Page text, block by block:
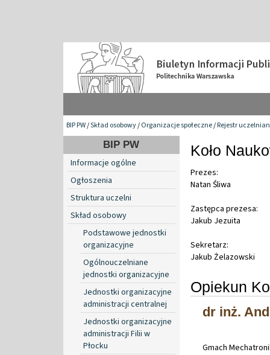
BIP PW/Skład osobowy/Organizacje społeczne/Rejestr
BIP PW
Informacje ogólne
Ogłoszenia
Struktura uczelni
Skład osobowy
Podstawowe jednostki
organizacyjne
Ogólnouczelniane
jednostki organizacyjne
Jednostki organizacyjne
administracji centralnej
Jednostki organizacyjne
administracji Filii w
Płocku
Koło
Prezes:
Natan Śliwa
Zastępca prezesa:
Jakub Jezuita
Sekretarz:
Jakub Żelazowski
Opiekun
dr inż.
Gmach